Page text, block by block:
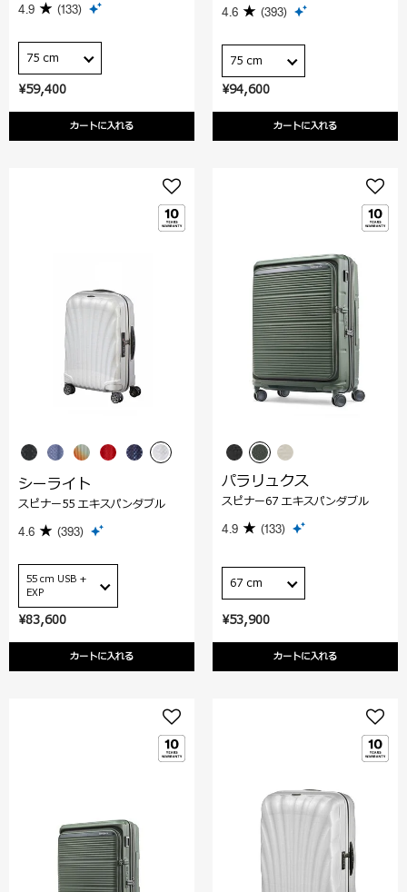
¥59,400
カートに入れる
4.9 (133)
75 cm
¥94,600
カートに入れる
4.6 (393)
75 cm
¥83,600
カートに入れる
シーライト
スピナー55 エキスパンダブル
4.6 (393)
55 cm USB +
EXP
¥53,900
カートに入れる
パラリュクス
スピナー67 エキスパンダブル
4.9 (133)
67 cm